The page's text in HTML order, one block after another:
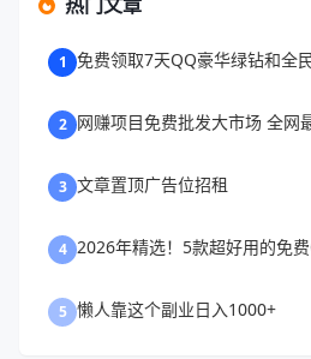
1 免费领取7天QQ豪华绿钻和全
2 网赚项目免费批发大市场 全网
3 文章置顶广告位招租
4 2026年精选！5款超好用的免
5 懒人靠这个副业日入1000+